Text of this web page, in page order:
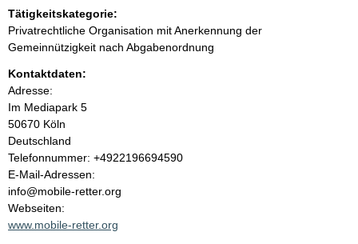
n
i
n
h
a
l
t
Tätigkeitskategorie:
Privatrechtliche Organisation mit Anerkennung der
Gemeinnützigkeit nach Abgabenordnung
Kontaktdaten:
Adresse:
Im Mediapark 5
50670 Köln
Deutschland
K
o
n
t
a
Telefonnummer: +4922196694590
E-Mail-Adressen:
info@mobile-retter.org
Webseiten:
www.mobile-retter.org